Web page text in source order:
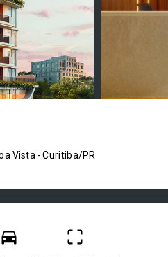
Vista - Curitiba/PR